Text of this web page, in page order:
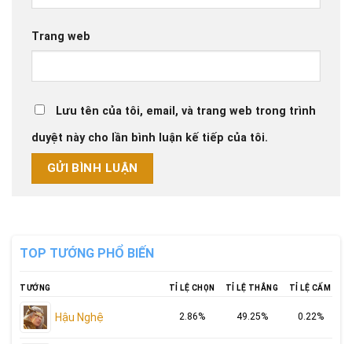
Trang web
Lưu tên của tôi, email, và trang web trong trình
duyệt này cho lần bình luận kế tiếp của tôi.
TOP TƯỚNG PHỔ BIẾN
TƯỚNG TỈ LỆ CHỌN TỈ LỆ THẮNG TỈ LỆ CẤM
Hậu Nghệ 2.86% 49.25% 0.22%